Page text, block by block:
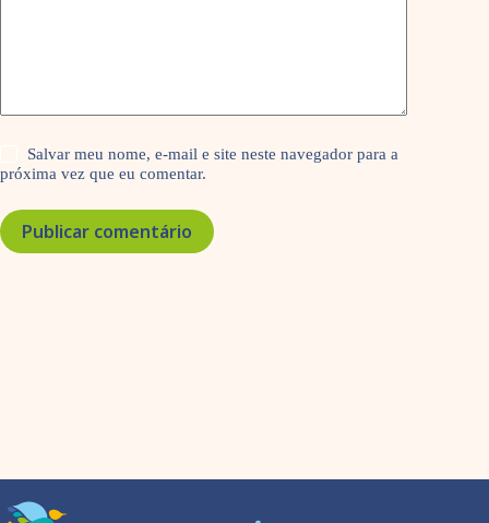
Salvar meu nome, e-mail e site neste navegador para a
próxima vez que eu comentar.
Publicar comentário